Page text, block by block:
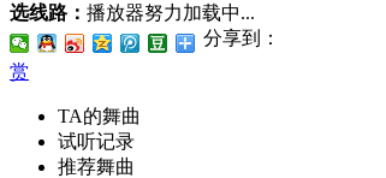
选线路： 播放器努力加载中...
分享到：
赏
TA的舞曲
试听记录
推荐舞曲